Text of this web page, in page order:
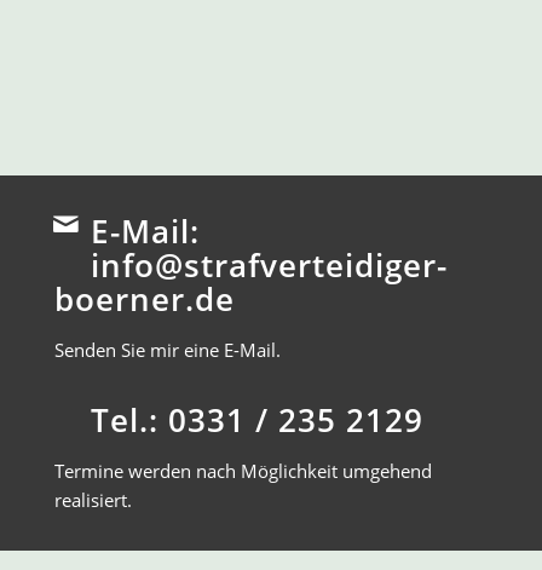
E-Mail:
info@strafverteidiger-
boerner.de
Senden Sie mir eine E-Mail.
Tel.: 0331 / 235 2129
Termine werden nach Möglichkeit umgehend
realisiert.